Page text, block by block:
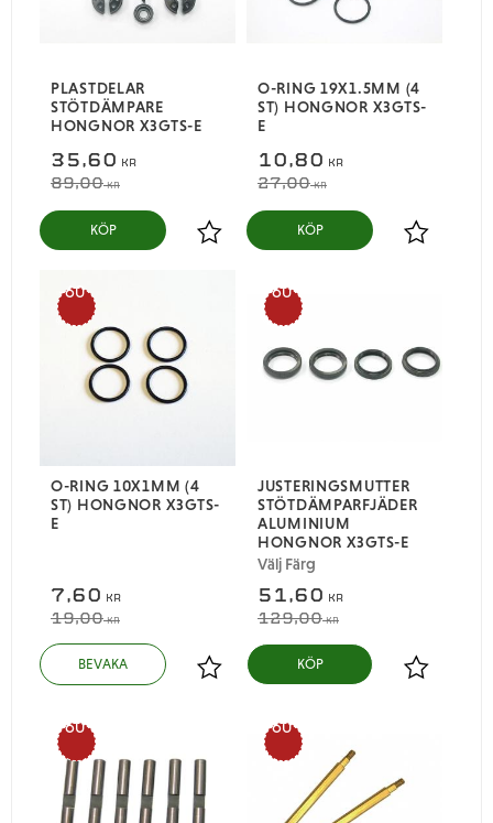
PLASTDELAR
STÖTDÄMPARE
HONGNOR X3GTS-E
35,60 KR
89,00KR
Lägg till i favoriter
KÖP
O-RING 19X1.5MM (4
ST) HONGNOR X3GTS-
E
10,80 KR
27,00KR
Lägg till i
KÖP
O-RING 10X1MM (4
ST) HONGNOR X3GTS-
E
7,60 KR
19,00KR
60
%
Lägg till i favoriter
JUSTERINGSMUTTER
STÖTDÄMPARFJÄDER
ALUMINIUM
HONGNOR X3GTS-E
Välj Färg
51,60 KR
129,00KR
60
%
Lägg till i
60
%
60
%